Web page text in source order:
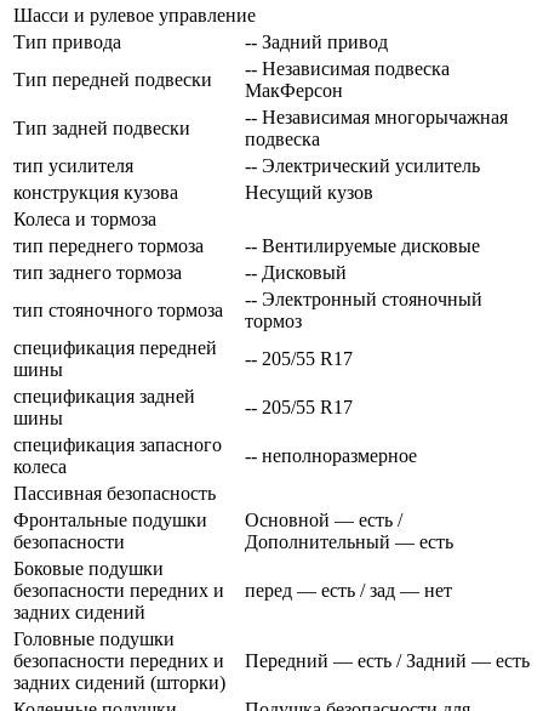
Шасси и рулевое управление
Тип привода
-- Задний привод
Тип передней подвески
-- Независимая подвеска
МакФерсон
Тип задней подвески
-- Независимая многорычажная
подвеска
тип усилителя
-- Электрический усилитель
конструкция кузова
Несущий кузов
Колеса и тормоза
тип переднего тормоза
-- Вентилируемые дисковые
тип заднего тормоза
-- Дисковый
тип стояночного тормоза
-- Электронный стояночный
тормоз
спецификация передней
шины
-- 205/55 R17
спецификация задней
шины
-- 205/55 R17
спецификация запасного
колеса
-- неполноразмерное
Пассивная безопасность
Фронтальные подушки
безопасности
Основной — есть /
Дополнительный — есть
Боковые подушки
безопасности передних и
задних сидений
перед — есть / зад — нет
Головные подушки
безопасности передних и
задних сидений (шторки)
Передний — есть / Задний — есть